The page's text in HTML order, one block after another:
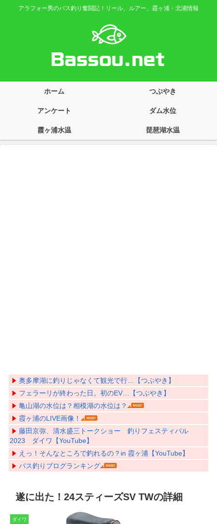
アラフォー男のバス釣り奮闘記！リール、ルアー、霞ヶ浦・北浦情報
ホーム つぶやき
アンケート ダム水位
霞ヶ浦水温 琵琶湖水温
奥多摩湖に釣りじゃなくて観光で行…【つぶやき】
フェラーリが終わった日。初のEV…【つぶやき】
亀山湖の水位は？相模湖の水位は？
霞ヶ浦のLIVE画像！
藤田京弥、清水盛三トークショー 釣りフェスティバル
2023 ダイワ【YouTube】
えっ！そんなところで釣れるの？in 霞ヶ浦【YouTube】
バス釣りブログランキング
遂に出た！24スティーズSV TWの詳細
ダイワ